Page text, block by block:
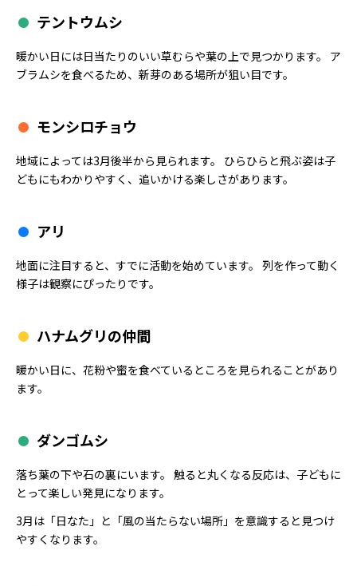
テントウムシ
暖かい日には日当たりのいい草むらや葉の上で見つかります。 ア
ブラムシを食べるため、新芽のある場所が狙い目です。
モンシロチョウ
地域によっては3月後半から見られます。 ひらひらと飛ぶ姿は子
どもにもわかりやすく、追いかける楽しさがあります。
アリ
地面に注目すると、すでに活動を始めています。 列を作って動く
様子は観察にぴったりです。
ハナムグリの仲間
暖かい日に、花粉や蜜を食べているところを見られることがあり
ます。
ダンゴムシ
落ち葉の下や石の裏にいます。 触ると丸くなる反応は、子どもに
とって楽しい発見になります。
3月は「日なた」と「風の当たらない場所」を意識すると見つけ
やすくなります。